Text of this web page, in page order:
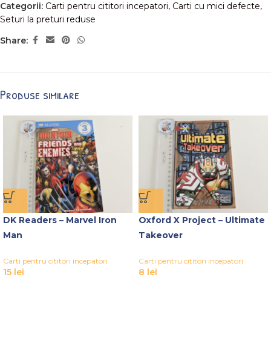
Categorii: Carti pentru cititori incepatori, Carti cu mici defecte,
Seturi la preturi reduse
Share:
Produse similare
DK Readers – Marvel Iron
Man
Carti pentru cititori incepatori
15 lei
Oxford X Project – Ultimate
Takeover
Carti pentru cititori incepatori
8 lei